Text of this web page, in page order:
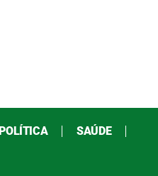
POLÍTICA SAÚDE